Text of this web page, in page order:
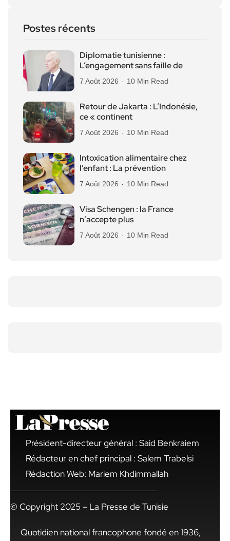
Postes récents
Diplomatie tunisienne :
L’engagement sans faille de
7 Août 2026 10 Min Read
Retour de Jakarta : L’Indonésie,
ce « continent
7 Août 2026 10 Min Read
Intoxication alimentaire chez
l’enfant : La prévention
7 Août 2026 10 Min Read
Visa Schengen : la France
n’accepte plus
7 Août 2026 10 Min Read
Président-directeur général : Said Benkraiem
Rédacteur en chef principal : Salem Trabelsi
Rédaction Web: Mariem Khdimmallah
© Copyright 2025 – La Presse de Tunisie
Quotidien national francophone fondé en 1936,